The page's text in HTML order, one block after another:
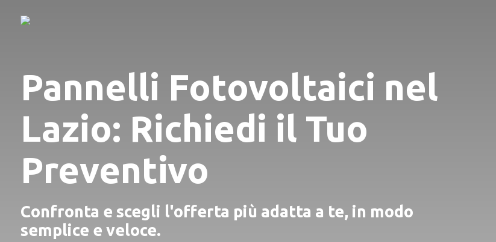
Pannelli Fotovoltaici nel
Lazio: Richiedi il Tuo
Preventivo
Confronta e scegli l'offerta più adatta a te, in modo
semplice e veloce.